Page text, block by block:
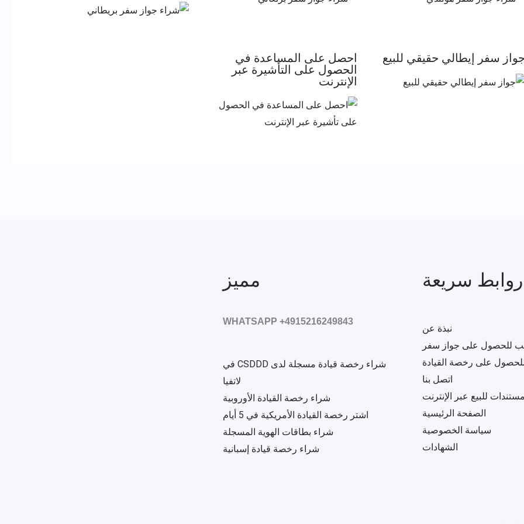
سفر إيطالي حقيقي للبيع
احصل على المساعدة في
الحصول على التأشيرة عبر
الإنترنت
روابط سريعة
نبذة عن
للحصول على جواز سفر
على رخصة القيادة
اتصل بنا
للبيع عبر الإنترنت
الصفحة الرئيسية
سياسة الخصوصية
الشهادات
مميز
WHATSAPP +4915216249843
شراء رخصة قيادة مسجلة لدى CSDDD في
لاتفيا
شراء رخصة القيادة الأوروبية
اشتر رخصة القيادة الأمريكية في 5 أيام
شراء بطاقات الهوية المسجلة
شراء رخصة قيادة إسبانية